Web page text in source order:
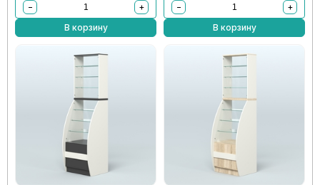
−
+
В корзину
−
+
В корзину